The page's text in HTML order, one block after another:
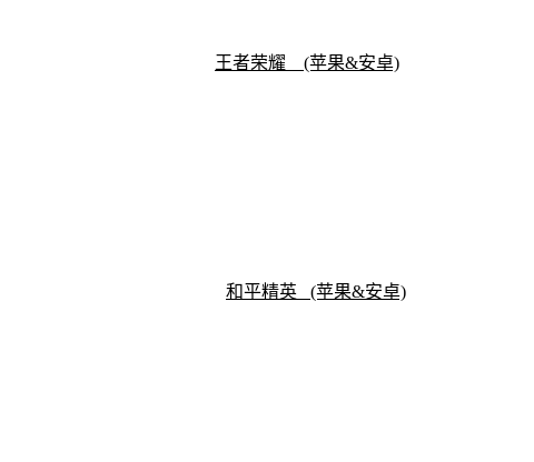
王者荣耀 (苹果&安卓)
和平精英 (苹果&安卓)